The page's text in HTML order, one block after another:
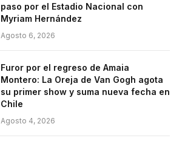
paso por el Estadio Nacional con
Myriam Hernández
Agosto 6, 2026
Furor por el regreso de Amaia
Montero: La Oreja de Van Gogh agota
su primer show y suma nueva fecha en
Chile
Agosto 4, 2026